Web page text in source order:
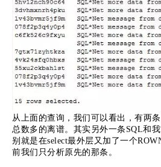
从上面的查询，我们可以看出，有两
总数多的离谱。其实另外一条SQL和
别就是在select最外层又加了一个
前我们只分析原先的那条。